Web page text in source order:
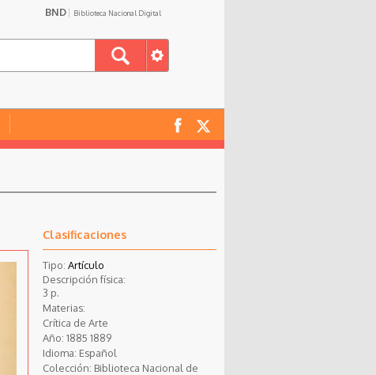
BND Biblioteca Nacional Digital
Clasificaciones
Tipo: Artículo
Descripción física:
3 p.
Materias:
Crítica de Arte
Año: 1885 1889
Idioma: Español
Colección: Biblioteca Nacional de